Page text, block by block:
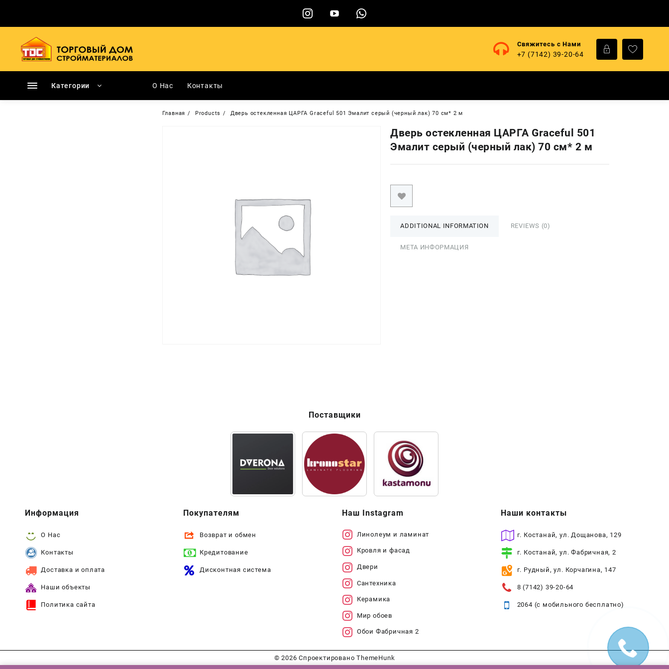
содержимому
Свяжитесь с Нами
+7 (7142) 39-20-64
Категории О Нас Контакты
Главная Products Дверь остекленная ЦАРГА Graceful 501 Эмалит серый (черный лак) 70 см* 2 м
Дверь остекленная ЦАРГА Graceful 501
Эмалит серый (черный лак) 70 см* 2 м
ADDITIONAL INFORMATION REVIEWS (0)
МЕТА ИНФОРМАЦИЯ
Поставщики
Информация
О Нас
Контакты
Доставка и оплата
Наши объекты
Политика сайта
Покупателям
Возврат и обмен
Кредитование
Дисконтная система
Наш Instagram
Линолеум и ламинат
Кровля и фасад
Двери
Сантехника
Керамика
Мир обоев
Обои Фабричная 2
Наши контакты
г. Костанай, ул. Дощанова, 129
г. Костанай, ул. Фабричная, 2
г. Рудный, ул. Корчагина, 147
8 (7142) 39-20-64
2064 (с мобильного бесплатно)
© 2026Спроектировано ThemeHunk